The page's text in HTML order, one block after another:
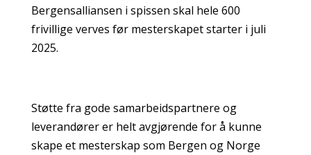
Bergensalliansen i spissen skal hele 600
frivillige verves før mesterskapet starter i juli
2025.
Støtte fra gode samarbeidspartnere og
leverandører er helt avgjørende for å kunne
skape et mesterskap som Bergen og Norge